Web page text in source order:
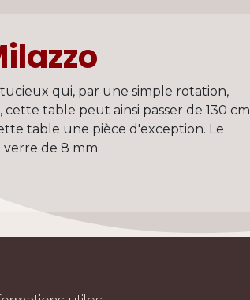
qui, par une simple rotation,
table peut ainsi passer de 130 cm
table une pièce d'exception. Le
de 8 mm.